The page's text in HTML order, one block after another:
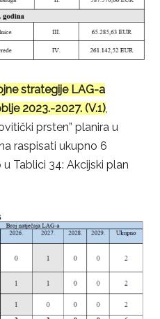
strategije LAG-a
2023.-2027. (V.1),
prsten” planira u
raspisati ukupno 6
Tablici 34: Akcijski plan